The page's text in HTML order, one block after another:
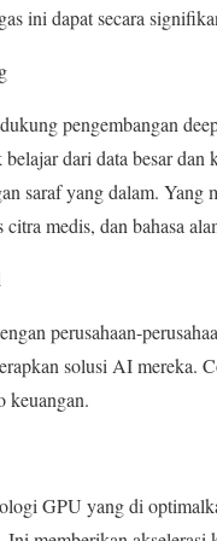
ini dapat secara
pengembangan
dari data besar
saraf yang dalam. Yang
medis, dan bahasa
perusahaan-
solusi AI mereka.
keuangan.
GPU yang di